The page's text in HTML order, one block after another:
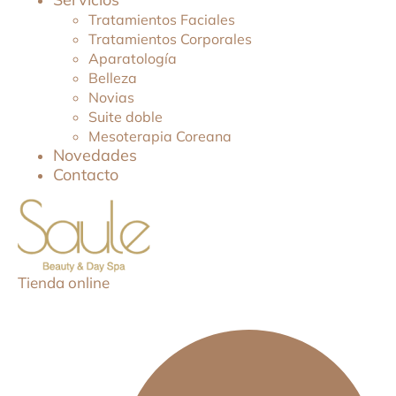
Tratamientos Faciales
Tratamientos Corporales
Aparatología
Belleza
Novias
Suite doble
Mesoterapia Coreana
Novedades
Contacto
Tienda online